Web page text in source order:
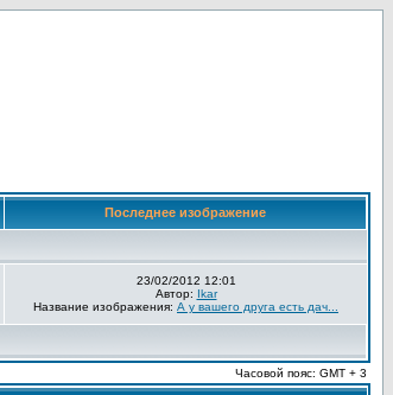
Последнее изображение
23/02/2012 12:01
Автор: Ikar
Название изображения: А у вашего друга есть дач...
Часовой пояс: GMT + 3